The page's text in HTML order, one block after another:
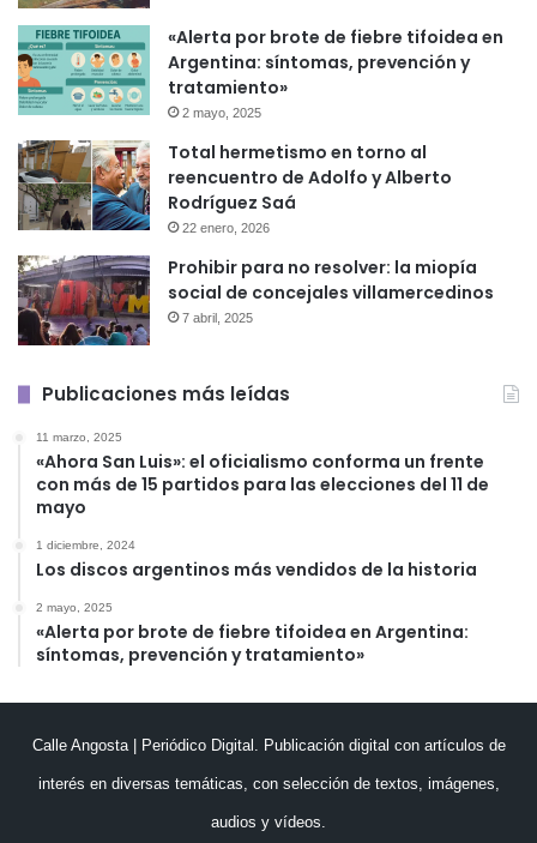
«Alerta por brote de fiebre tifoidea en
Argentina: síntomas, prevención y
tratamiento»
2 mayo, 2025
Total hermetismo en torno al
reencuentro de Adolfo y Alberto
Rodríguez Saá
22 enero, 2026
Prohibir para no resolver: la miopía
social de concejales villamercedinos
7 abril, 2025
Publicaciones más leídas
11 marzo, 2025
«Ahora San Luis»: el oficialismo conforma un frente
con más de 15 partidos para las elecciones del 11 de
mayo
1 diciembre, 2024
Los discos argentinos más vendidos de la historia
2 mayo, 2025
«Alerta por brote de fiebre tifoidea en Argentina:
síntomas, prevención y tratamiento»
Calle Angosta | Periódico Digital. Publicación digital con artículos de
interés en diversas temáticas, con selección de textos, imágenes,
audios y vídeos.